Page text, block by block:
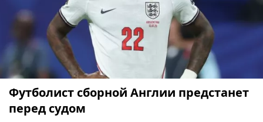
Футболист сборной Англии предстанет
перед судом